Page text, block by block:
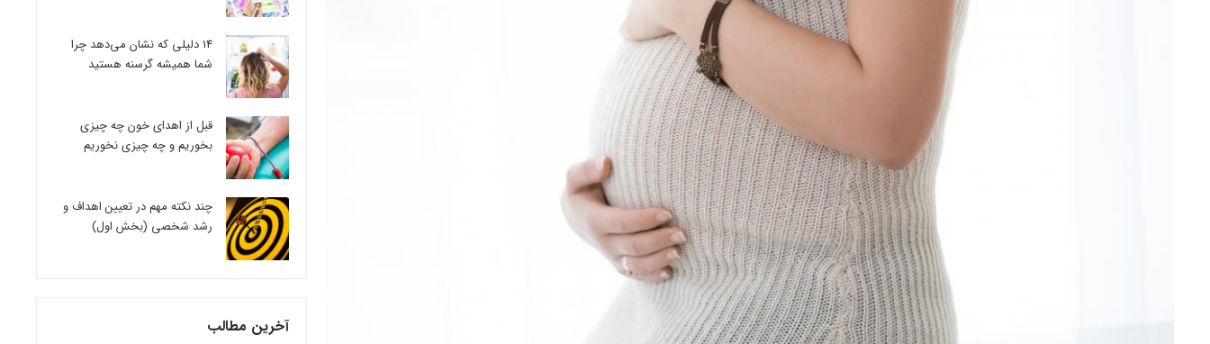
14 دلیلی که نشان می‌دهد چرا
شما همیشه گرسنه هستید
قبل از اهدای خون چه چیزی
بخوریم و چه چیزی نخوریم
چند نکته مهم در تعیین اهداف و
رشد شخصی (بخش اول)
آخرین مطالب